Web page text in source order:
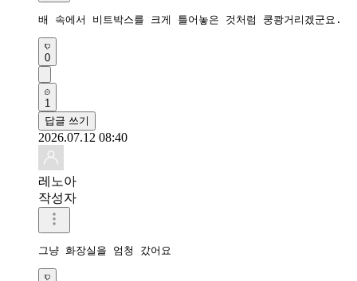
배 속에서 비트박스를 크게 틀어놓은 것처럼 쿵쾅거리겠군요.
0
1
답글 쓰기
2026.07.12 08:40
레노아
작성자
그냥 화장실을 엄청 갔어요